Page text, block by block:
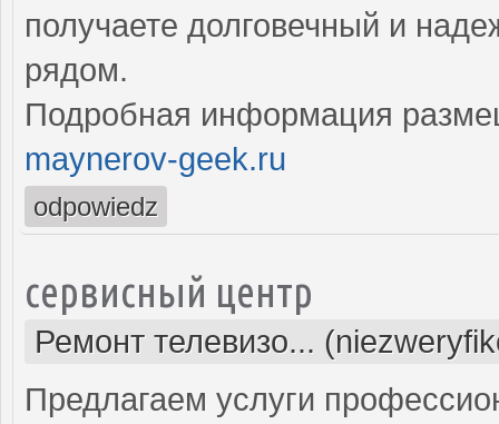
получаете долговечный и
рядом.
Подробная информация
maynerov-geek.ru
odpowiedz
сервисный центр
Ремонт телевизо...
Предлагаем услуги